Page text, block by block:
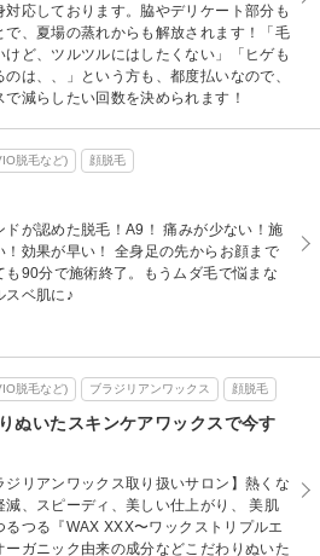
対応しております。脇やデリケート部分も
で、夏場の蒸れからも解放されます！「毛
けど、ツルツルにはしたくない」「ヒゲも
は、、」という方も、都度払いなので、
で減らしたい回数を決められます！
脱毛など) 顔脱毛
ドが認めた脱毛！A9！ 痛みが少ない！施
！効果が早い！ 全身足の先からお顔まで
も90分で施術終了。もうムダ毛で悩まな
スベ肌に♪
脱毛など) ブラジリアンワックス 顔脱毛
ぬいたスキンケアワックスで今す
ジリアンワックス取り扱いサロン】熱くな
減、スピーディ、美しい仕上がり、 美肌
るつる『WAX XXX〜ワックストリプルエ
ガニック由来の成分などこだわりぬいた